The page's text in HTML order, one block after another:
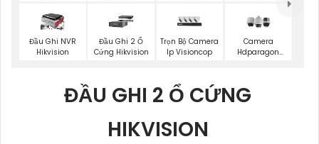
Đầu Ghi NVR
Hikvision
Đầu Ghi 2 Ổ
Cứng Hikvision
Trọn Bộ Camera
Ip Visioncop
Camera
Hdparagon
ĐẦU GHI 2 Ổ CỨNG
HIKVISION